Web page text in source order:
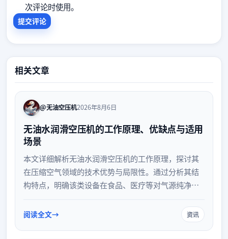
次评论时使用。
相关文章
@无油空压机2026年8月6日
无油水润滑空压机的工作原理、优缺点与适用
场景
本文详细解析无油水润滑空压机的工作原理，探讨其
在压缩空气领域的技术优势与局限性。通过分析其结
构特点，明确该类设备在食品、医疗等对气源纯净度
阅读全文 资讯